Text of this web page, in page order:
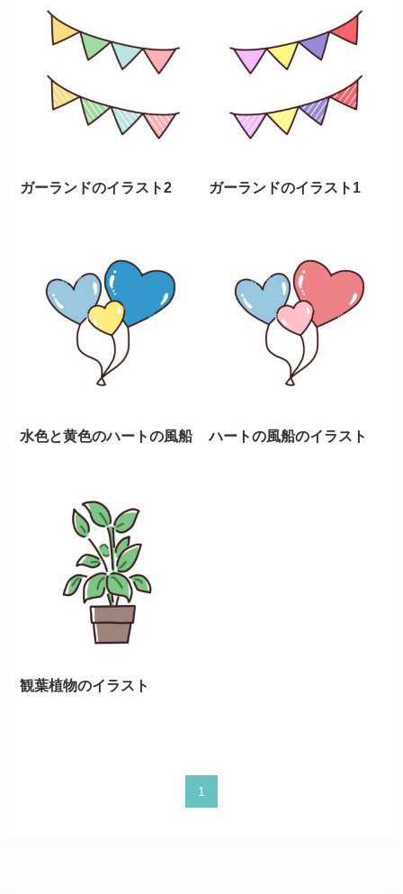
ガーランドのイラスト2 ガーランドのイラスト1
水色と黄色のハートの風船 ハートの風船のイラスト
観葉植物のイラスト
1